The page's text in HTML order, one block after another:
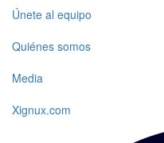
Únete al equipo
Quiénes somos
Media
Xignux.com